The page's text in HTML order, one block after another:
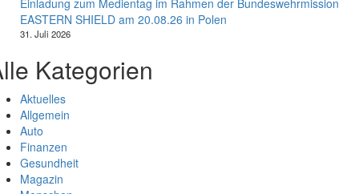
EASTERN SHIELD am 20.08.26 in Polen
31. Juli 2026
Kategorien
Aktuelles
Allgemein
Auto
Finanzen
Gesundheit
Magazin